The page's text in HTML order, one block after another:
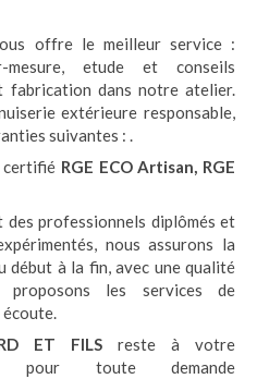
offre le meilleur service :
mesure, etude et conseils
fabrication dans notre atelier.
extérieure responsable,
suivantes : .
certifié RGE ECO Artisan, RGE
des professionnels diplômés et
nous assurons la
début à la fin, avec une qualité
proposons les services de
ET FILS reste à votre
pour toute demande